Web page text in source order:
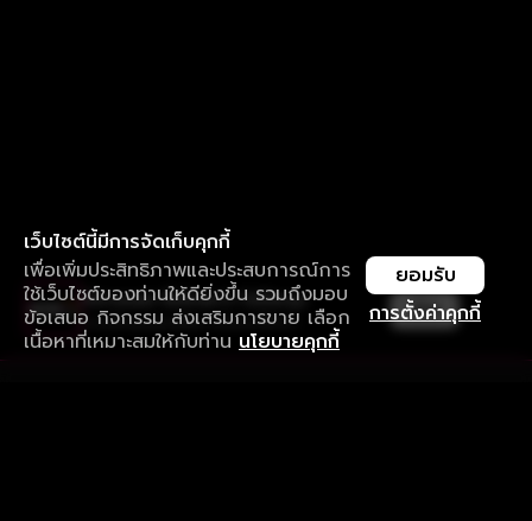
เว็บไซต์นี้มีการจัดเก็บคุกกี้
เพื่อเพิ่มประสิทธิภาพและประสบการณ์การ
ใช้เว็บไซต์ของท่านให้ดียิ่งขึ้น รวมถึงมอบ
ข้อเสนอ กิจกรรม ส่งเสริมการขาย เลือก
เนื้อหาที่เหมาะสมให้กับท่าน นโยบายคุกกี้
การตั้งค่าคุกกี้
ยอมรับ
ใช้งานแอป ลื่นไหลกว่า ไม่มีสะดุด
ดาวน์โหลดแอปเพื่อการรับชมที่ดีกว่า เปิด